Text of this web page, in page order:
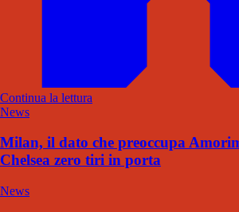
Continua la lettura
News
Milan, il dato che preoccupa
Chelsea zero tiri in porta
News